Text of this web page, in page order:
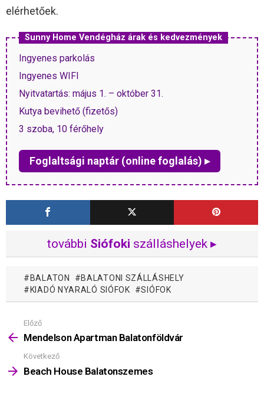
elérhetőek.
Sunny Home Vendégház árak és kedvezmények
Ingyenes parkolás
Ingyenes WIFI
Nyitvatartás: május 1. – október 31.
Kutya bevihető (fizetős)
3 szoba, 10 férőhely
Foglaltsági naptár (online foglalás) ▸
további Siófoki szálláshelyek ▸
BALATON
BALATONI SZÁLLÁSHELY
KIADÓ NYARALÓ SIÓFOK
SIÓFOK
Mutass
többet
Előző
Mendelson Apartman Balatonföldvár
Következő
Beach House Balatonszemes